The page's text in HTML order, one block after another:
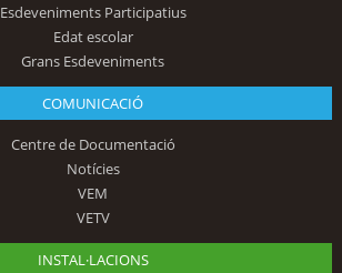
Esdeveniments Participatius
Edat escolar
Grans Esdeveniments
COMUNICACIÓ
Centre de Documentació
Notícies
VEM
VETV
INSTAL·LACIONS